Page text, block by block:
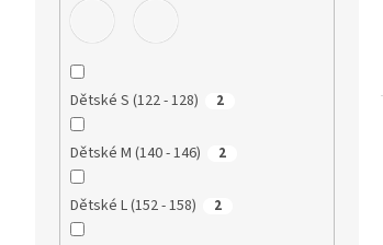
Dětské S (122 - 128) 2
Dětské M (140 - 146) 2
Dětské L (152 - 158) 2